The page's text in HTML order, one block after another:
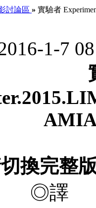
討論區 » 實驗者
1-7
換完整
◎譯